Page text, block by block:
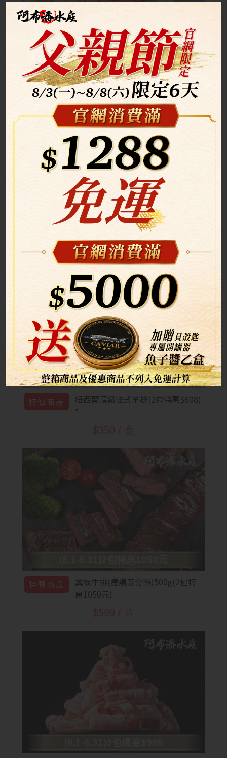
(8.1-8.31) 3包特惠$330
特價商品 美牛骰子 (3包特惠$330)
$159 / 包
(8.1-8.31) 2包特惠$495
牛舌肉片(100g) 2包特惠$495 *
$288 / 包
(8.1-8.31) 2包特惠$608
特價商品
紐西蘭頂級法式羊排(2包特惠$608)
*
特價商品
翼板牛排(建議五分熟)500g(2包特
惠1050元)